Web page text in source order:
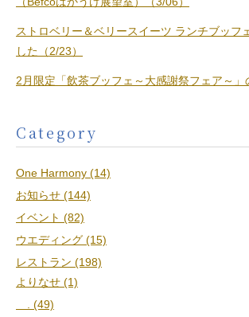
ストロベリー＆ベリースイーツ ランチブッフ
した（2/23）
2月限定「飲茶ブッフェ～大感謝祭フェア～」
Category
One Harmony (14)
お知らせ (144)
イベント (82)
ウエディング (15)
レストラン (198)
よりなせ (1)
. (49)